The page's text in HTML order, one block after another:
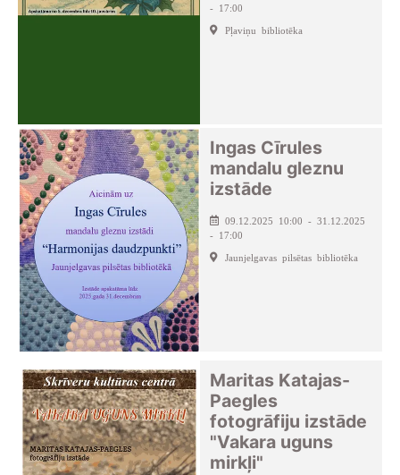
- 17:00
Pļaviņu bibliotēka
Ingas Cīrules
mandalu gleznu
izstāde
09.12.2025 10:00 - 31.12.2025
- 17:00
Jaunjelgavas pilsētas bibliotēka
Maritas Katajas-
Paegles
fotogrāfiju izstāde
"Vakara uguns
mirkļi"